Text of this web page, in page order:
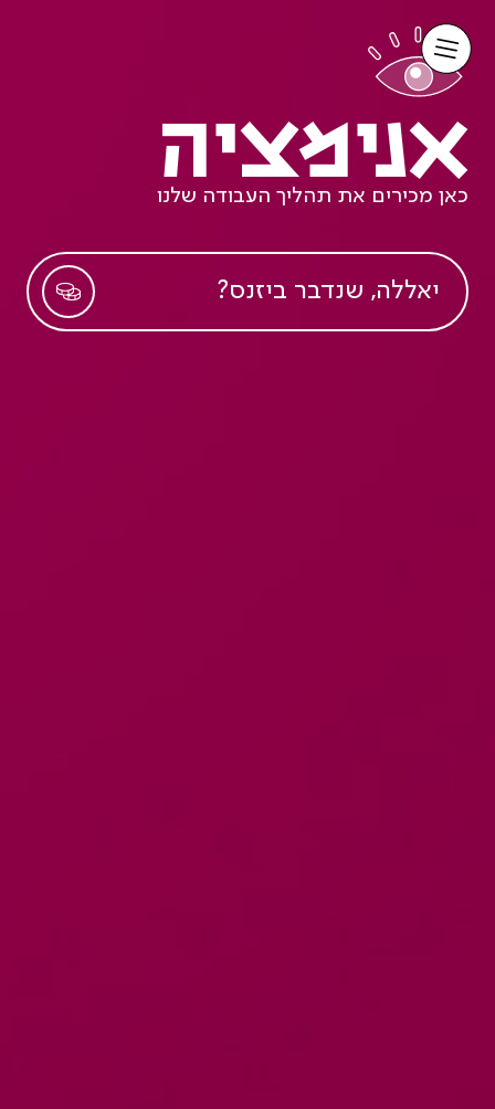
אנימציה
כאן מכירים את תהליך העבודה שלנו
יאללה, שנדבר ביזנס?